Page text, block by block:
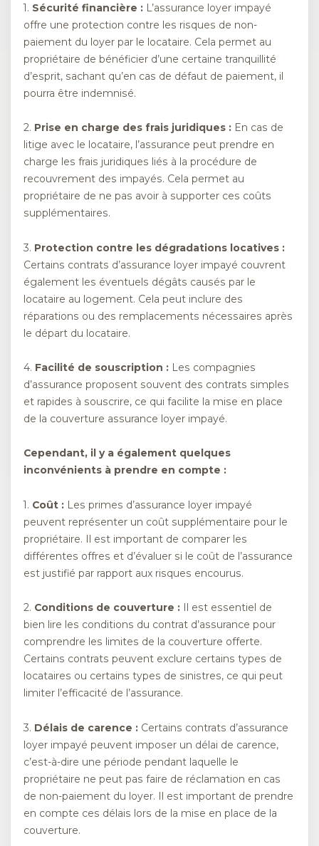
1. Sécurité financière : L’assurance loyer impayé
offre une protection contre les risques de non-
paiement du loyer par le locataire. Cela permet au
propriétaire de bénéficier d’une certaine tranquillité
d’esprit, sachant qu’en cas de défaut de paiement, il
pourra être indemnisé.
2. Prise en charge des frais juridiques : En cas de
litige avec le locataire, l’assurance peut prendre en
charge les frais juridiques liés à la procédure de
recouvrement des impayés. Cela permet au
propriétaire de ne pas avoir à supporter ces coûts
supplémentaires.
3. Protection contre les dégradations locatives :
Certains contrats d’assurance loyer impayé couvrent
également les éventuels dégâts causés par le
locataire au logement. Cela peut inclure des
réparations ou des remplacements nécessaires après
le départ du locataire.
4. Facilité de souscription : Les compagnies
d’assurance proposent souvent des contrats simples
et rapides à souscrire, ce qui facilite la mise en place
de la couverture assurance loyer impayé.
Cependant, il y a également quelques
inconvénients à prendre en compte :
1. Coût : Les primes d’assurance loyer impayé
peuvent représenter un coût supplémentaire pour le
propriétaire. Il est important de comparer les
différentes offres et d’évaluer si le coût de l’assurance
est justifié par rapport aux risques encourus.
2. Conditions de couverture : Il est essentiel de
bien lire les conditions du contrat d’assurance pour
comprendre les limites de la couverture offerte.
Certains contrats peuvent exclure certains types de
locataires ou certains types de sinistres, ce qui peut
limiter l’efficacité de l’assurance.
3. Délais de carence : Certains contrats d’assurance
loyer impayé peuvent imposer un délai de carence,
c’est-à-dire une période pendant laquelle le
propriétaire ne peut pas faire de réclamation en cas
de non-paiement du loyer. Il est important de prendre
en compte ces délais lors de la mise en place de la
couverture.